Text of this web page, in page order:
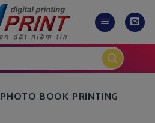
PHOTO BOOK PRINTING